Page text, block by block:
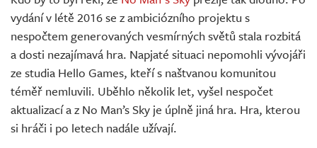
Živě
vydání v létě 2016 se z ambiciózního projektu s
nespočtem generovaných vesmírných světů stala rozbitá
a dosti nezajímavá hra. Napjaté situaci nepomohli vývojáři
ze studia Hello Games, kteří s naštvanou komunitou
téměř nemluvili. Uběhlo několik let, vyšel nespočet
aktualizací a z No Man’s Sky je úplně jiná hra. Hra, kterou
si hráči i po letech nadále užívají.